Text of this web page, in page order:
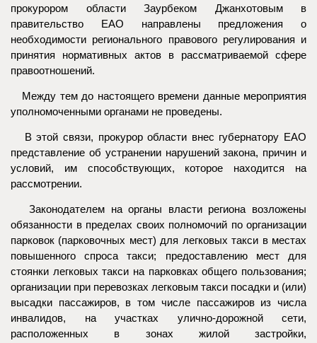
прокурором области Заурбеком Джанхотовым в
правительство ЕАО направлены предложения о
необходимости регионального правового регулирования и
принятия нормативных актов в рассматриваемой сфере
правоотношений.
Между тем до настоящего времени данные мероприятия
уполномоченными органами не проведены.
В этой связи, прокурор области внес губернатору ЕАО
представление об устранении нарушений закона, причин и
условий, им способствующих, которое находится на
рассмотрении.
Законодателем на органы власти региона возложены
обязанности в пределах своих полномочий по организации
парковок (парковочных мест) для легковых такси в местах
повышенного спроса такси; предоставлению мест для
стоянки легковых такси на парковках общего пользования;
организации при перевозках легковым такси посадки и (или)
высадки пассажиров, в том числе пассажиров из числа
инвалидов, на участках улично-дорожной сети,
расположенных в зонах жилой застройки,